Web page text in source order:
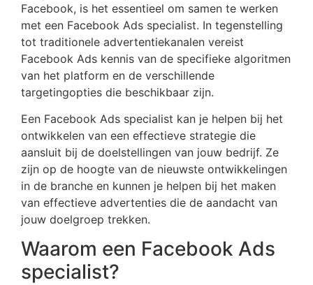
Facebook, is het essentieel om samen te werken
met een Facebook Ads specialist. In tegenstelling
tot traditionele advertentiekanalen vereist
Facebook Ads kennis van de specifieke algoritmen
van het platform en de verschillende
targetingopties die beschikbaar zijn.
Een Facebook Ads specialist kan je helpen bij het
ontwikkelen van een effectieve strategie die
aansluit bij de doelstellingen van jouw bedrijf. Ze
zijn op de hoogte van de nieuwste ontwikkelingen
in de branche en kunnen je helpen bij het maken
van effectieve advertenties die de aandacht van
jouw doelgroep trekken.
Waarom een Facebook Ads
specialist?